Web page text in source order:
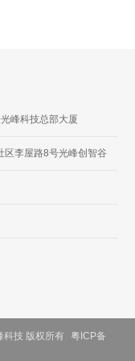
峰科技总部大厦
区李屋路8号光峰创智谷
科技 版权所有
粤ICP备